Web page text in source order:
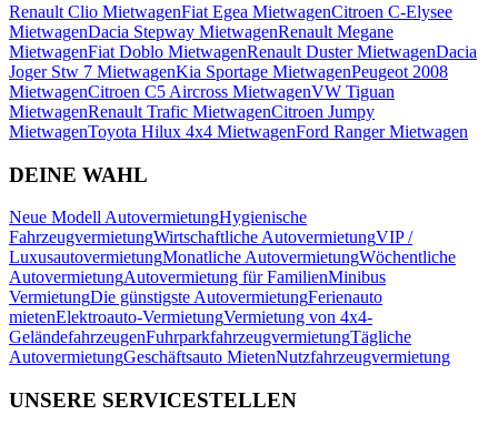
Renault Clio MietwagenFiat Egea MietwagenCitroen C-Elysee
MietwagenDacia Stepway MietwagenRenault Megane
MietwagenFiat Doblo MietwagenRenault Duster MietwagenDacia
Joger Stw 7 MietwagenKia Sportage MietwagenPeugeot 2008
MietwagenCitroen C5 Aircross MietwagenVW Tiguan
MietwagenRenault Trafic MietwagenCitroen Jumpy
MietwagenToyota Hilux 4x4 MietwagenFord Ranger Mietwagen
DEINE WAHL
Neue Modell AutovermietungHygienische
FahrzeugvermietungWirtschaftliche AutovermietungVIP /
LuxusautovermietungMonatliche AutovermietungWöchentliche
AutovermietungAutovermietung für FamilienMinibus
VermietungDie günstigste AutovermietungFerienauto
mietenElektroauto-VermietungVermietung von 4x4-
GeländefahrzeugenFuhrparkfahrzeugvermietungTägliche
AutovermietungGeschäftsauto MietenNutzfahrzeugvermietung
UNSERE SERVICESTELLEN